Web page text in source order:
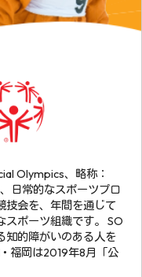
Olympics、略称：
日常的なスポーツプロ
技会を、年間を通じて
スポーツ組織です。 SO
知的障がいのある人を
福岡は2019年8月「公